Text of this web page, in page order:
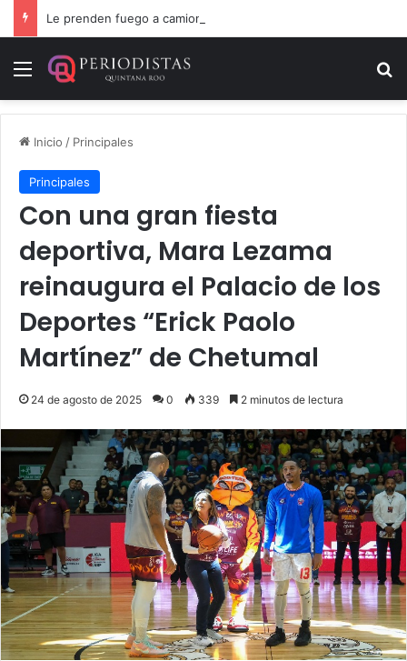
Menú
Inicio / Principales
Principales
Con una gran fiesta
deportiva, Mara Lezama
reinaugura el Palacio de los
Deportes “Erick Paolo
Martínez” de Chetumal
24 de agosto de 2025 0 339 2 minutos de lectura